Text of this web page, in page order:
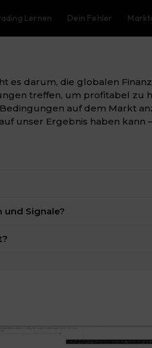
Lernen Dein Fehler
es darum, die globalen
treffen, um profitabel zu
auf dem Markt
unser Ergebnis haben kann
und Signale?